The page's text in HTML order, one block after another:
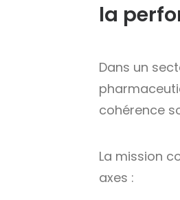
la
Dans un
cohérence
La mission
axes :